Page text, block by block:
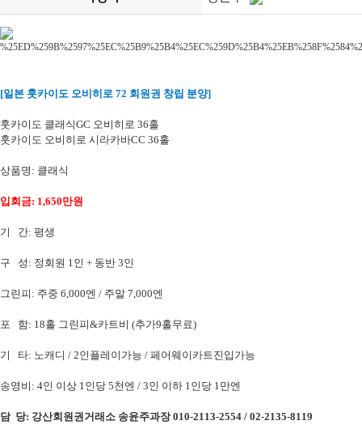
[일본 훗카이도 오비히로 72 회원권 창립 분양]
훗카이도 클래식GC 오비히로 36홀
훗카이도 오비히로 시라카바CC 36홀
상품명: 클래식
입회금: 1,650만원
기 간: 평생
구 성: 정회원 1인 + 동반 3인
그린피: 주중 6,000엔 / 주말 7,000엔
포 함: 18홀 그린피&카트비 (추가9홀무료)
기 타: 노캐디 / 2인플레이가능 / 페어웨이카트진입가능
송영비: 4인 이상 1인당 5천엔 / 3인 이하 1인당 1만엔
담 당: 강산회원권거래소 송윤주과장 010-2113-2554 / 02-2135-8119